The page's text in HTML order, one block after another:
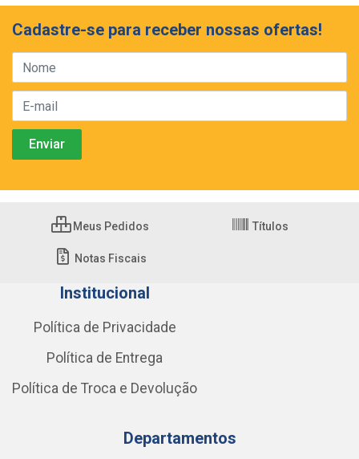
Cadastre-se para receber nossas ofertas!
Meus Pedidos Títulos
Notas Fiscais
Institucional
Política de Privacidade
Política de Entrega
Política de Troca e Devolução
Departamentos